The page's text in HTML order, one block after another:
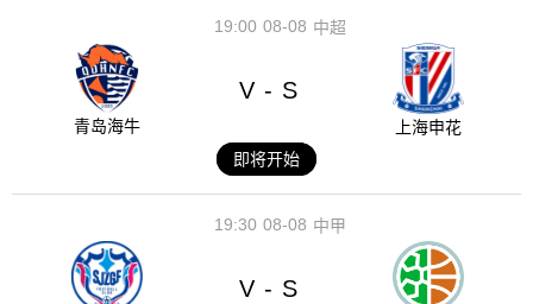
08-08
19:00 中超
青岛海牛
V - S
上海申花
即将开始
08-08
19:30 中甲
V - S